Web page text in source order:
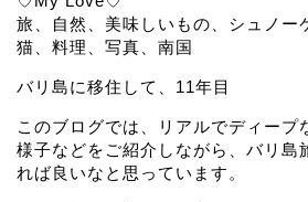
旅、自然、美味しいもの、シュノー
猫、料理、写真、南国
バリ島に移住して、11年目
このブログでは、リアルでディープ
様子などをご紹介しながら、バリ島
れば良いなと思っています。